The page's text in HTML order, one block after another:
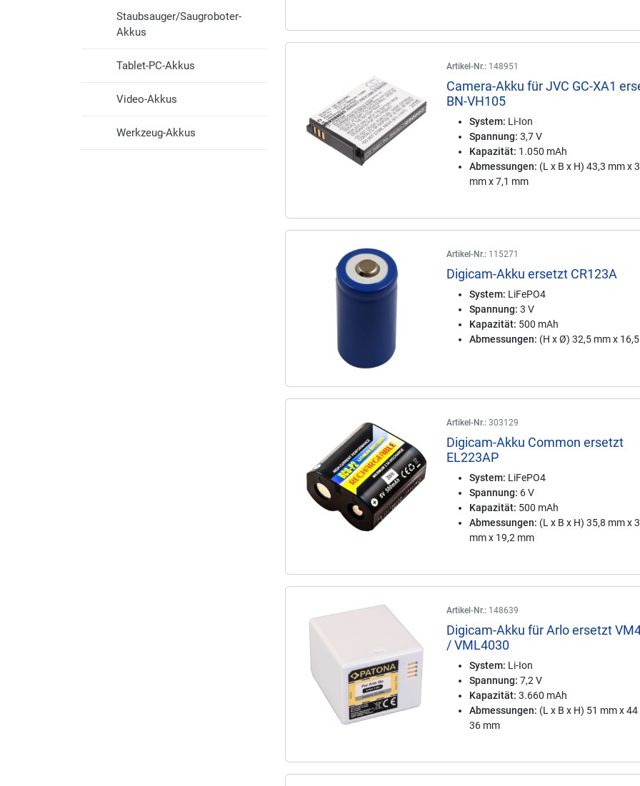
Staubsauger/Saugroboter-
Akkus
Tablet-PC-Akkus
Video-Akkus
Werkzeug-Akkus
Artikel-Nr.: 148951
Camera-Akku für JVC GC-XA1
BN-VH105
System: Li-Ion
Spannung: 3,7 V
Kapazität: 1.050 mAh
Abmessungen: (L x B x H) 43,3 mm x
mm x 7,1 mm
Artikel-Nr.: 115271
Digicam-Akku ersetzt CR123A
System: LiFePO4
Spannung: 3 V
Kapazität: 500 mAh
Abmessungen: (H x Ø) 32,5 mm x
Artikel-Nr.: 303129
Digicam-Akku Common ersetzt
EL223AP
System: LiFePO4
Spannung: 6 V
Kapazität: 500 mAh
Abmessungen: (L x B x H) 35,8 mm x
mm x 19,2 mm
Artikel-Nr.: 148639
Digicam-Akku für Arlo ersetzt
/ VML4030
System: Li-Ion
Spannung: 7,2 V
Kapazität: 3.660 mAh
Abmessungen: (L x B x H) 51 mm x
36 mm